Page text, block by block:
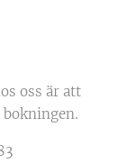
oss är att
bokningen.